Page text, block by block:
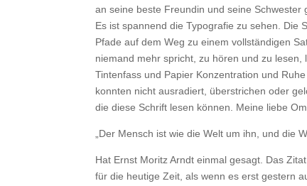
an seine beste Freundin und seine
Es ist spannend die Typografie zu sehen. Die
Pfade auf dem Weg zu einem vollständigen
niemand mehr spricht, zu hören und zu
Tintenfass und Papier Konzentration und
konnten nicht ausradiert, überstrichen oder
die diese Schrift lesen können. Meine liebe
„Der Mensch ist wie die Welt um ihn, und die
Hat Ernst Moritz Arndt einmal gesagt. Das
für die heutige Zeit, als wenn es erst gestern